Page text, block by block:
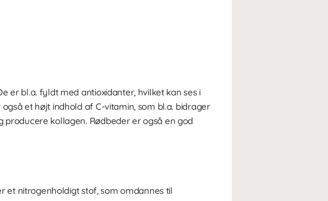
er bl.a. fyldt med antioxidanter, hvilket kan ses i
et højt indhold af C-vitamin, som bl.a. bidrager
kollagen. Rødbeder er også en god
et nitrogenholdigt stof, som omdannes til